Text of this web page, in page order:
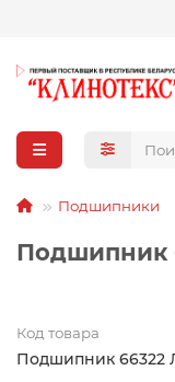
Подшипники
Подшипник
Код товара
Подшипник 66322